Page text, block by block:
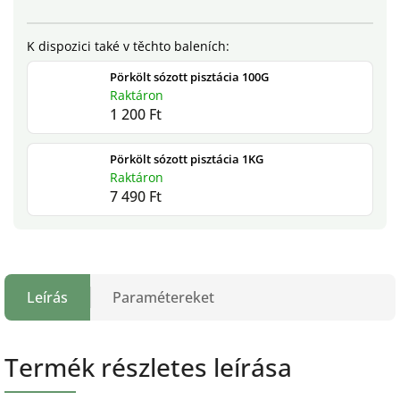
Pörkölt sózott pisztácia 100G
Raktáron
1 200 Ft
Pörkölt sózott pisztácia 1KG
Raktáron
7 490 Ft
Leírás Paramétereket
Termék részletes leírása